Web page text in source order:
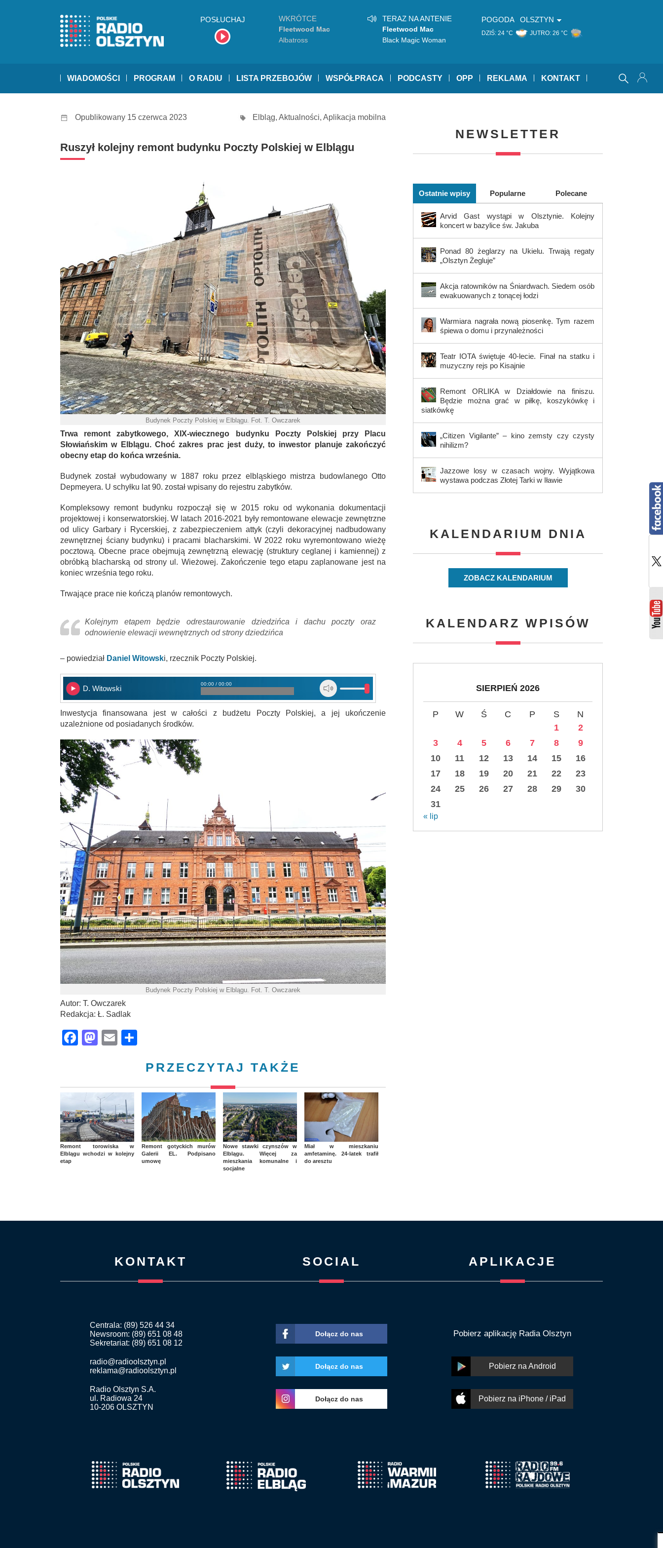
POSŁUCHAJ WKRÓTCE
Fleetwood Mac
Albatross
TERAZ NA ANTENIE
Fleetwood Mac
Black Magic Woman
POGODA OLSZTYN
DZIŚ: 24 °C JUTRO: 26 °C
WIADOMOŚCI PROGRAM O RADIU LISTA PRZEBOJÓW WSPÓŁPRACA PODCASTY OPP REKLAMA KONTAKT
Opublikowany 15 czerwca 2023 Elbląg, Aktualności, Aplikacja mobilna
Ruszył kolejny remont budynku Poczty Polskiej w Elblągu
Budynek Poczty Polskiej w Elblągu. Fot. T. Owczarek
Trwa remont zabytkowego, XIX-wiecznego budynku Poczty Polskiej przy Placu
Słowiańskim w Elblągu. Choć zakres prac jest duży, to inwestor planuje zakończyć
obecny etap do końca września.
Budynek został wybudowany w 1887 roku przez elbląskiego mistrza budowlanego Otto
Depmeyera. U schyłku lat 90. został wpisany do rejestru zabytków.
Kompleksowy remont budynku rozpoczął się w 2015 roku od wykonania dokumentacji
projektowej i konserwatorskiej. W latach 2016-2021 były remontowane elewacje zewnętrzne
od ulicy Garbary i Rycerskiej, z zabezpieczeniem attyk (czyli dekoracyjnej nadbudowany
zewnętrznej ściany budynku) i pracami blacharskimi. W 2022 roku wyremontowano wieżę
pocztową. Obecne prace obejmują zewnętrzną elewację (struktury ceglanej i kamiennej) z
obróbką blacharską od strony ul. Wieżowej. Zakończenie tego etapu zaplanowane jest na
koniec września tego roku.
Trwające prace nie kończą planów remontowych.
Kolejnym etapem będzie odrestaurowanie dziedzińca i dachu poczty oraz
odnowienie elewacji wewnętrznych od strony dziedzińca
– powiedział Daniel Witowski, rzecznik Poczty Polskiej.
D. Witowski
00:00 / 00:00
Inwestycja finansowana jest w całości z budżetu Poczty Polskiej, a jej ukończenie
uzależnione od posiadanych środków.
Budynek Poczty Polskiej w Elblągu. Fot. T. Owczarek
Autor: T. Owczarek
Redakcja: Ł. Sadlak
Facebook
Mastodon
Email
PRZECZYTAJ TAKŻE
Remont torowiska w
Elblągu wchodzi w kolejny
etap
Remont gotyckich murów
Galerii EL. Podpisano
umowę
Nowe stawki czynszów w
Elblągu. Więcej za
mieszkania komunalne i
socjalne
Miał w mieszkaniu
amfetaminę. 24-latek trafił
do aresztu
NEWSLETTER
Ostatnie wpisy Popularne Polecane
Arvid Gast wystąpi w Olsztynie. Kolejny
koncert w bazylice św. Jakuba
Ponad 80 żeglarzy na Ukielu. Trwają regaty
„Olsztyn Żegluje”
Akcja ratowników na Śniardwach. Siedem osób
ewakuowanych z tonącej łodzi
Warmiara nagrała nową piosenkę. Tym razem
śpiewa o domu i przynależności
Teatr IOTA świętuje 40-lecie. Finał na statku i
muzyczny rejs po Kisajnie
Remont ORLIKA w Działdowie na finiszu.
Będzie można grać w piłkę, koszykówkę i
siatkówkę
„Citizen Vigilante” – kino zemsty czy czysty
nihilizm?
Jazzowe losy w czasach wojny. Wyjątkowa
wystawa podczas Złotej Tarki w Iławie
KALENDARIUM DNIA
ZOBACZ KALENDARIUM
KALENDARZ WPISÓW
SIERPIEŃ 2026
P W Ś C P S
N
1
2
3
4 5 6 7 8
9
10
11 12 13 14 15
16
17
18 19 20 21 22
23
24
25 26 27 28 29
30
31
« lip
KONTAKT
Centrala: (89) 526 44 34
Newsroom: (89) 651 08 48
Sekretariat: (89) 651 08 12
radio@radioolsztyn.pl
reklama@radioolsztyn.pl
Radio Olsztyn S.A.
ul. Radiowa 24
10-206 OLSZTYN
SOCIAL
Dołącz do nas
Dołącz do nas
Dołącz do nas
APLIKACJE
Pobierz aplikację Radia Olsztyn
Pobierz na Android
Pobierz na iPhone / iPad